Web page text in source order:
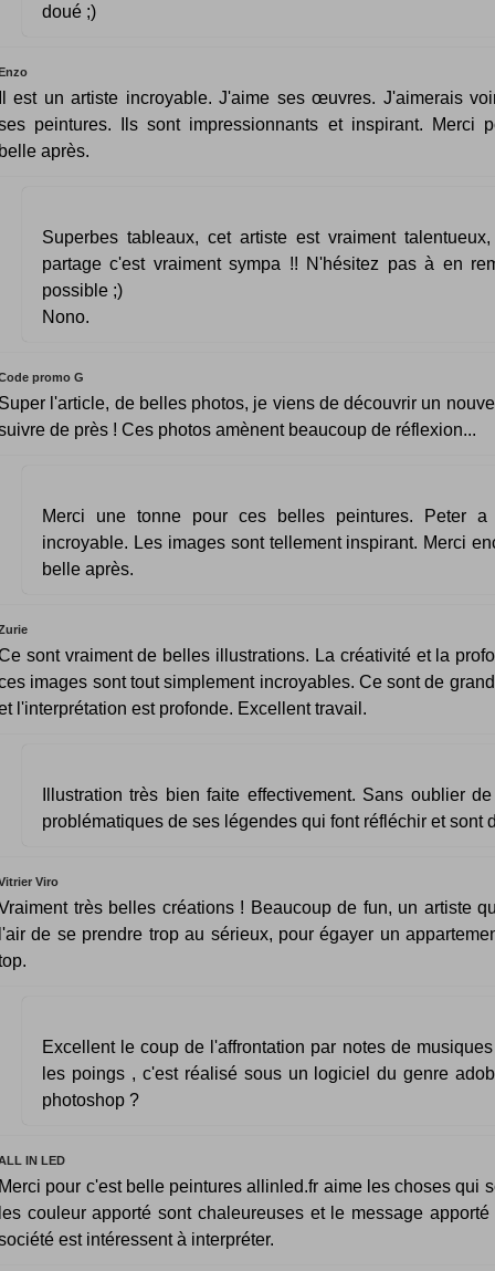
doué ;)
est un artiste incroyable. J'aime ses œuvres. J'aimerais
peintures. Ils sont impressionnants et inspirant. Merci
après.
Superbes tableaux, cet artiste est vraiment
partage c'est vraiment sympa !! N'hésitez pas à en
possible ;)
Nono.
promo G
l'article, de belles photos, je viens de découvrir un
de près ! Ces photos amènent beaucoup de réflexion...
Merci une tonne pour ces belles peintures. Peter a
incroyable. Les images sont tellement inspirant. Merci
belle après.
sont vraiment de belles illustrations. La créativité et la
images sont tout simplement incroyables. Ce sont de
l'interprétation est profonde. Excellent travail.
Illustration très bien faite effectivement. Sans oublier
problématiques de ses légendes qui font réfléchir et sont
Viro
très belles créations ! Beaucoup de fun, un artiste
de se prendre trop au sérieux, pour égayer un
Excellent le coup de l'affrontation par notes de
les poings , c'est réalisé sous un logiciel du genre
photoshop ?
IN LED
pour c'est belle peintures allinled.fr aime les choses qui
couleur apporté sont chaleureuses et le message apporté
est intéressent à interpréter.